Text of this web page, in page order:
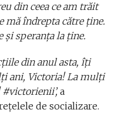
din ceea ce am trăit
mă îndrepta către ține.
și speranța la ține.
din anul asta, îți
ani, Victoria! La mulți
a
de socializare.